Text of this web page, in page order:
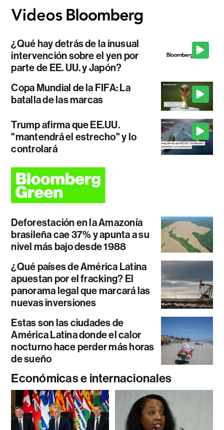
¿Qué hay detrás de la inusual
intervención sobre el yen por
parte de EE. UU. y Japón?
Copa Mundial de la FIFA: La
batalla de las marcas
Trump afirma que EE.UU.
"mantendrá el estrecho" y lo
controlará
Deforestación en la Amazonía
brasileña cae 37% y apunta a su
nivel más bajo desde 1988
¿Qué países de América Latina
apuestan por el fracking? El
panorama legal que marcará las
nuevas inversiones
Estas son las ciudades de
América Latina donde el calor
nocturno hace perder más horas
de sueño
Económicas e internacionales